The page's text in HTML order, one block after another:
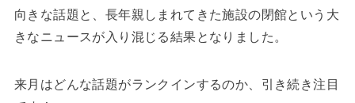
向きな話題と、長年親しまれてきた施設の閉館という大
きなニュースが入り混じる結果となりました。
来月はどんな話題がランクインするのか、引き続き注目